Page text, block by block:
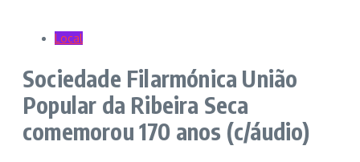
Local
Sociedade Filarmónica União
Popular da Ribeira Seca
comemorou 170 anos (c/áudio)